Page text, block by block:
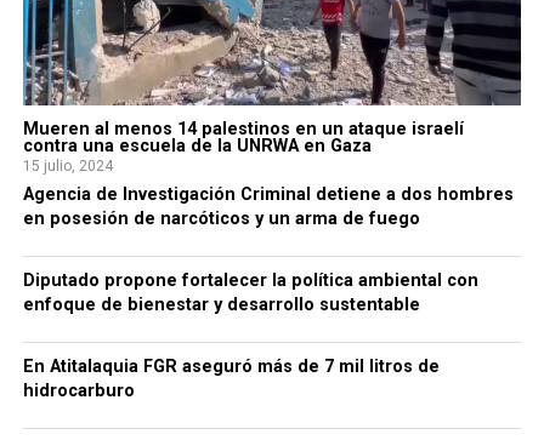
Mueren al menos 14 palestinos en un ataque israelí
contra una escuela de la UNRWA en Gaza
15 julio, 2024
Agencia de Investigación Criminal detiene a dos hombres
en posesión de narcóticos y un arma de fuego
Diputado propone fortalecer la política ambiental con
enfoque de bienestar y desarrollo sustentable
En Atitalaquia FGR aseguró más de 7 mil litros de
hidrocarburo